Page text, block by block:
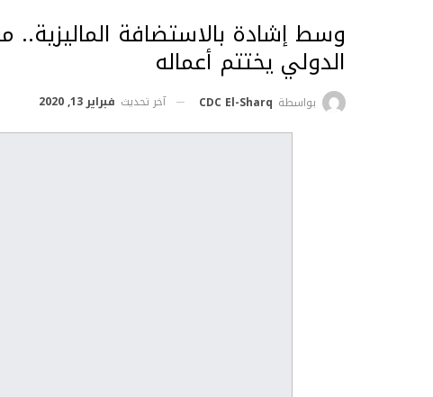
وسط إشادة بالاستضافة الماليزية..
الدولي يختتم أعماله
بواسطة CDC El-Sharq آخر تحديث فبراير 13, 2020